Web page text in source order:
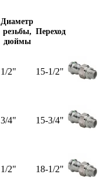
Диаметр
резьбы,
дюймы
Переход
1/2" 15-1/2"
3/4" 15-3/4"
1/2" 18-1/2"